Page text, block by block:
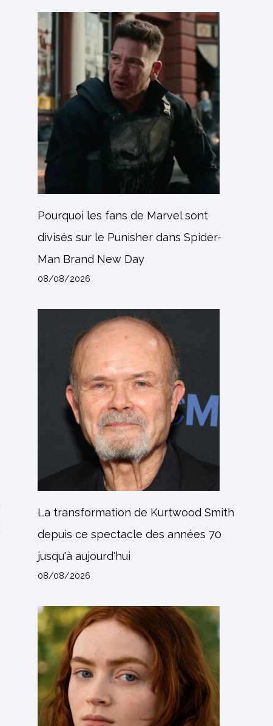
Pourquoi les fans de Marvel sont
divisés sur le Punisher dans Spider-
Man Brand New Day
08/08/2026
La transformation de Kurtwood Smith
depuis ce spectacle des années 70
jusqu'à aujourd'hui
08/08/2026